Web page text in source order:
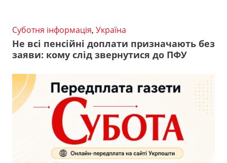
Суботня інформація, Україна
Не всі пенсійні доплати призначають без
заяви: кому слід звернутися до ПФУ